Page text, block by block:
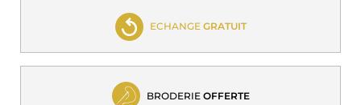
ECHANGE GRATUIT
BRODERIE OFFERTE